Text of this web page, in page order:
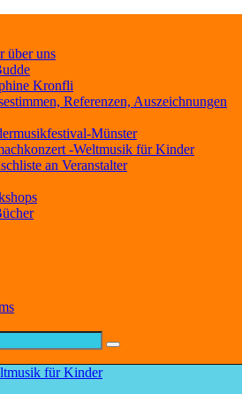
über uns
Kronfli
Referenzen, Auszeichnungen
Münster
-Weltmusik für Kinder
an Veranstalter